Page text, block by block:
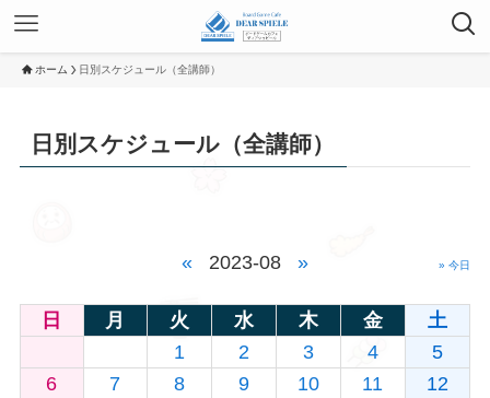
ホーム 日別スケジュール（全講師）
日別スケジュール（全講師）
« 2023-08 » » 今日
日 月 火 水 木 金
土
1
2 3 4
5
6
7 8 9 10 11
12